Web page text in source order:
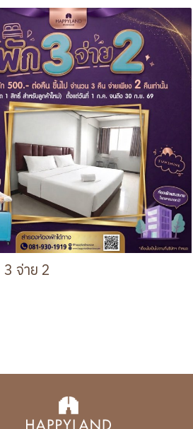
จ่าย 2